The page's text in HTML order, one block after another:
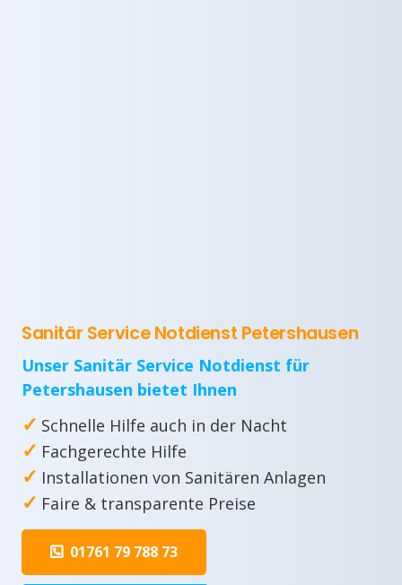
Sanitär Service Notdienst Petershausen
Unser Sanitär Service Notdienst für
Petershausen bietet Ihnen
✓ Schnelle Hilfe auch in der Nacht
✓ Fachgerechte Hilfe
✓ Installationen von Sanitären Anlagen
✓ Faire & transparente Preise
01761 79 788 73